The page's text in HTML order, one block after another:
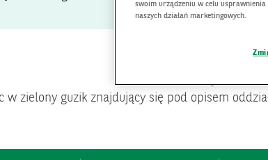
w zielony guzik znajdujący się pod opisem
swoim urządzeniu w celu
naszych działań marketingowych.